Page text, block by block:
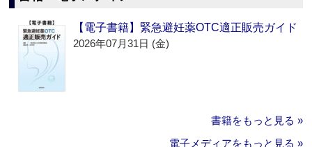
【電子書籍】緊急避妊薬OTC適正販売ガイド
2026年07月31日 (金)
書籍をもっと見る »
電子メディアをもっと見る »